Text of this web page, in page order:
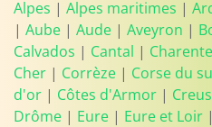
Alpes | Alpes maritimes |
| Aube | Aude | Aveyron |
Calvados | Cantal | Charente
Cher | Corrèze | Corse du
d'or | Côtes d'Armor |
Drôme | Eure | Eure et Loir |